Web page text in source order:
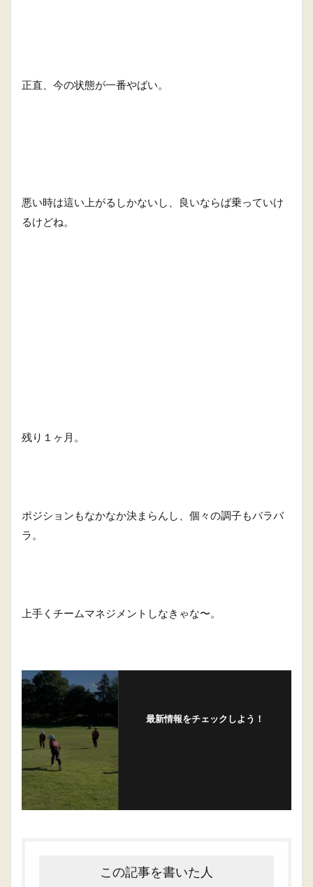
正直、今の状態が一番やばい。
悪い時は這い上がるしかないし、良いならば乗っていけ
るけどね。
残り１ヶ月。
ポジションもなかなか決まらんし、個々の調子もバラバ
ラ。
上手くチームマネジメントしなきゃな〜。
最新情報をチェックしよう！
この記事を書いた人